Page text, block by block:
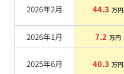
2026年2月 44.3 万円
2026年1月
7.2 万円
2025年6月 40.3 万円